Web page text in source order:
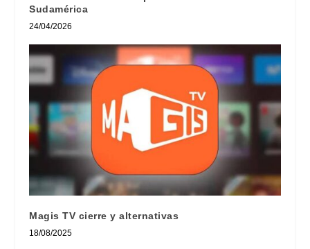
Sudamérica
24/04/2026
Magis TV cierre y alternativas
18/08/2025